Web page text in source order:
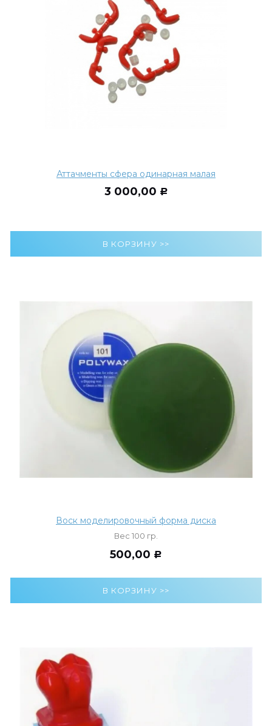
Аттачменты сфера одинарная малая
3 000,00 Р
Воск моделировочный форма диска
Вес 100 гр.
500,00 Р